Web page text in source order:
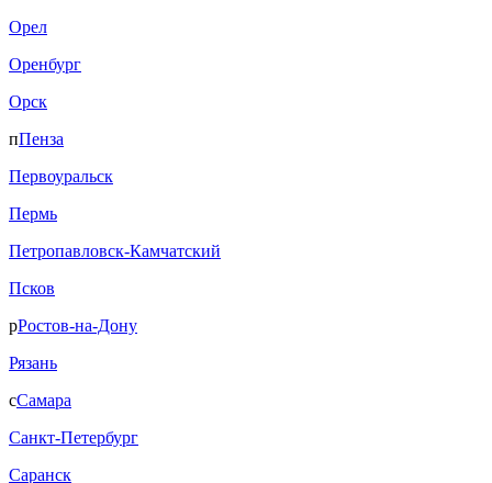
Орел
Оренбург
Орск
пПенза
Первоуральск
Пермь
Петропавловск-Камчатский
Псков
рРостов-на-Дону
Рязань
сСамара
Санкт-Петербург
Саранск